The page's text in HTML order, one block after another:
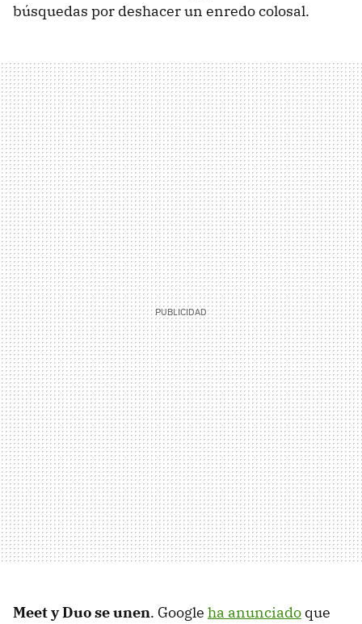
búsquedas por deshacer un enredo colosal.
Meet y Duo se unen. Google ha anunciado que